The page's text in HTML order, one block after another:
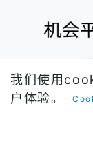
我们使用
户体验。